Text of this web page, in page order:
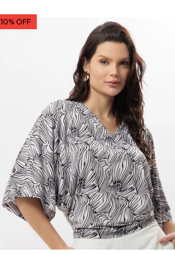
10% OFF